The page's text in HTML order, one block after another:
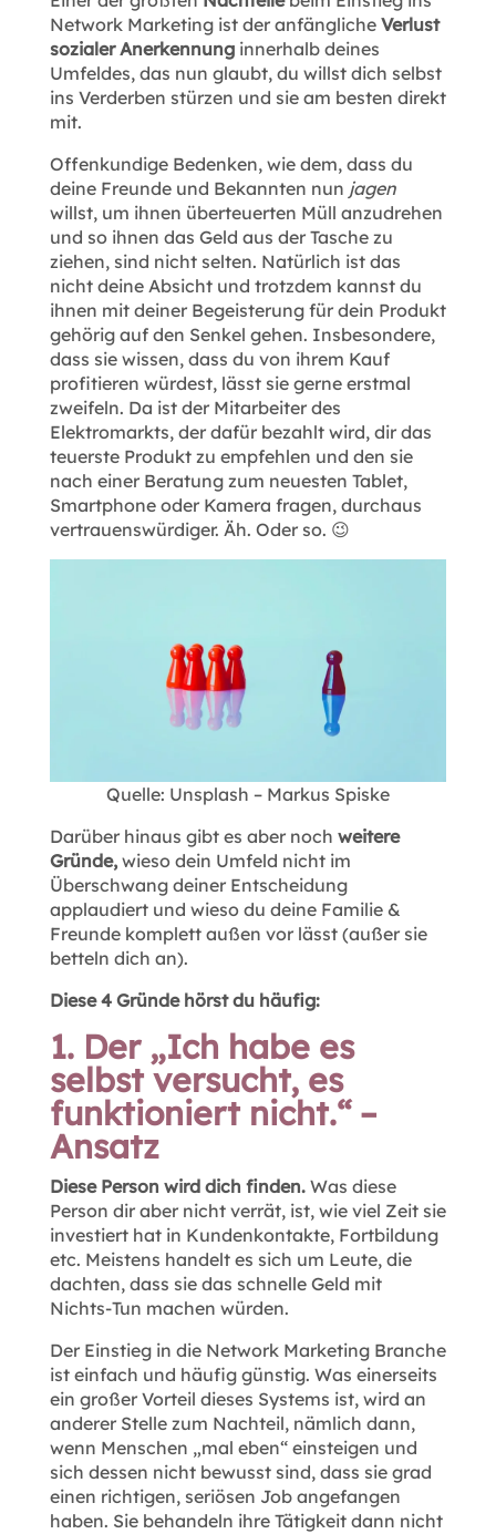
Network Marketing ist der anfängliche Verlust
sozialer Anerkennunginnerhalb deines
Umfeldes, das nun glaubt, du willst dich selbst
ins Verderben stürzen und sie am besten direkt
mit.
Offenkundige Bedenken, wie dem, dass du
deine Freunde und Bekannten nun jagen
willst, um ihnen überteuerten Müll anzudrehen
und so ihnen das Geld aus der Tasche zu
ziehen, sind nicht selten. Natürlich ist das
nicht deine Absicht und trotzdem kannst du
ihnen mit deiner Begeisterung für dein Produkt
gehörig auf den Senkel gehen. Insbesondere,
dass sie wissen, dass du von ihrem Kauf
profitieren würdest, lässt sie gerne erstmal
zweifeln. Da ist der Mitarbeiter des
Elektromarkts, der dafür bezahlt wird, dir das
teuerste Produkt zu empfehlen und den sie
nach einer Beratung zum neuesten Tablet,
Smartphone oder Kamera fragen, durchaus
vertrauenswürdiger. Äh. Oder so. 😉
Quelle: Unsplash – Markus Spiske
Darüber hinaus gibt es aber noch weitere
Gründe,wieso dein Umfeld nicht im
Überschwang deiner Entscheidung
applaudiert und wieso du deine Familie &
Freunde komplett außen vor lässt (außer sie
betteln dich an).
Diese 4 Gründe hörst du häufig:
1. Der „Ich habe es
selbst versucht, es
funktioniert nicht.“ –
Ansatz
Diese Person wird dich finden.Was diese
Person dir aber nicht verrät, ist, wie viel Zeit sie
investiert hat in Kundenkontakte, Fortbildung
etc. Meistens handelt es sich um Leute, die
dachten, dass sie das schnelle Geld mit
Nichts-Tun machen würden.
Der Einstieg in die Network Marketing Branche
ist einfach und häufig günstig. Was einerseits
ein großer Vorteil dieses Systems ist, wird an
anderer Stelle zum Nachteil, nämlich dann,
wenn Menschen „mal eben“ einsteigen und
sich dessen nicht bewusst sind, dass sie grad
einen richtigen, seriösen Job angefangen
haben. Sie behandeln ihre Tätigkeit dann nicht